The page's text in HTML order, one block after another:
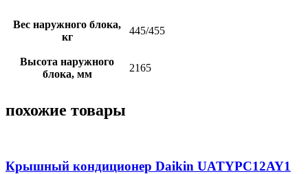
Вес наружного блока,
кг
445/455
Высота наружного
блока, мм
2165
похожие товары
Крышный кондиционер Daikin UATYPC12AY1